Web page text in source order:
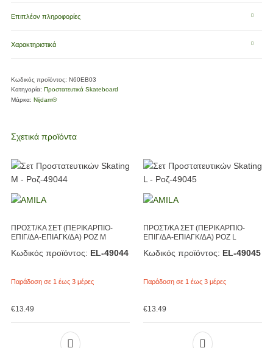
Επιπλέον πληροφορίες
Χαρακτηριστικά
Κωδικός προϊόντος: N60EB03
Κατηγορία: Προστατευτικά Skateboard
Μάρκα: Nijdam®
Σχετικά προϊόντα
ΠΡΟΣΤ/ΚΑ ΣΕΤ (ΠΕΡΙΚΑΡΠΙΟ-
ΕΠΙΓ/ΔΑ-ΕΠΙΑΓΚ/ΔΑ) ΡΟΖ M
Κωδικός προϊόντος: EL-49044
Παράδοση σε 1 έως 3 μέρες
€13.49
ΠΡΟΣΤ/ΚΑ ΣΕΤ (ΠΕΡΙΚΑΡΠΙΟ-
ΕΠΙΓ/ΔΑ-ΕΠΙΑΓΚ/ΔΑ) ΡΟΖ L
Κωδικός προϊόντος: EL-49045
Παράδοση σε 1 έως 3 μέρες
€13.49